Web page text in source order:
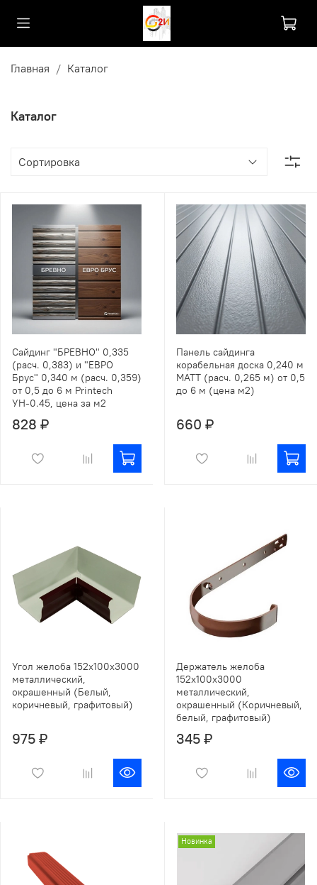
Главная Каталог
Каталог
Сайдинг "БРЕВНО" 0,335
(расч. 0,383) и "ЕВРО
Брус" 0,340 м (расч. 0,359)
от 0,5 до 6 м Printech
УН-0.45, цена за м2
828 ₽
Панель сайдинга
корабельная доска 0,240 м
МАТТ (расч. 0,265 м) от 0,5
до 6 м (цена м2)
660 ₽
Угол желоба 152х100х3000
металлический,
окрашенный (Белый,
коричневый, графитовый)
975 ₽
Держатель желоба
152х100х3000
металлический,
окрашенный (Коричневый,
белый, графитовый)
345 ₽
Новинка